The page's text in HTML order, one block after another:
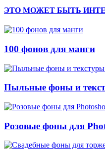
ЭТО МОЖЕТ БЫТЬ
100 фонов для манги
Пыльные фоны и
Розовые фоны для